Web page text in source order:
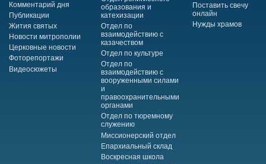
Комментарий дня
Публикации
Жития святых
Новости митрополии
Церковные новости
Фоторепортажи
Видеосюжеты
образования и
катехизации
Отдел по
взаимодействию с
казачеством
Отдел по культуре
Отдел по
взаимодействию с
вооруженными силами
и
правоохранительными
органами
Отдел по тюремному
служению
Миссионерский отдел
Епархиальный склад
Воскресная школа
Поставить свечу
онлайн
Нужды храмов